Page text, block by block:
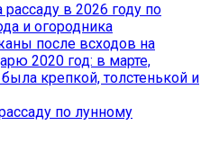
в 2026 году по
и огородника
по лунному